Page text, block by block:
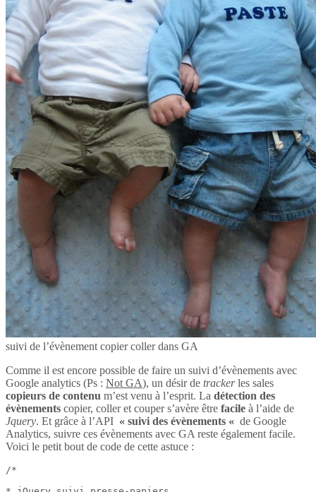
suivi de l’évènement copier coller dans GA
Comme il est encore possible de faire un suivi d’évènements avec
Google analytics (Ps : Not GA), un désir de trackerles sales
copieurs de contenu m’est venu à l’esprit. La détection des
évènements copier, coller et couper s’avère être facile à l’aide de
Jquery. Et grâce à l’API « suivi des évènements « de Google
Analytics, suivre ces évènements avec GA reste également facile.
Voici le petit bout de code de cette astuce :
/*